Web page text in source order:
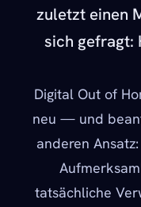
zuletzt einen
sich gefragt:
Digital Out of
neu — und
anderen
tatsächliche